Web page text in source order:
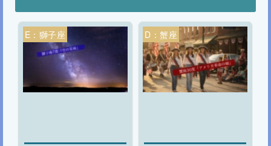
E：獅子座 D：蟹座